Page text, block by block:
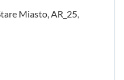
Miasto, AR_25,